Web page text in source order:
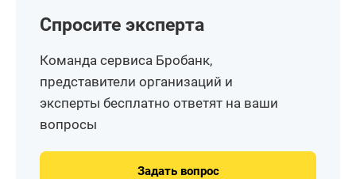
Спросите эксперта
Команда сервиса Бробанк,
представители организаций и
эксперты бесплатно ответят на ваши
вопросы
Задать вопрос